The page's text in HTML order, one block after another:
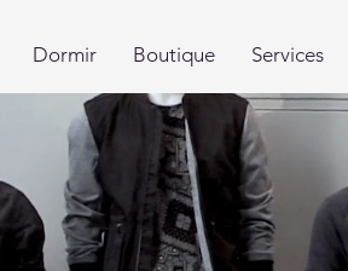
Dormir Boutique Services